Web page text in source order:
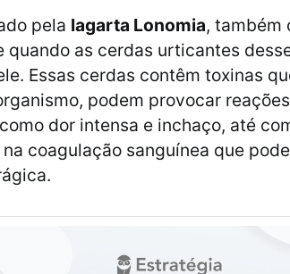
pela lagarta Lonomia, também
quando as cerdas urticantes
Essas cerdas contêm toxinas
podem provocar
dor intensa e inchaço, até
coagulação sanguínea que